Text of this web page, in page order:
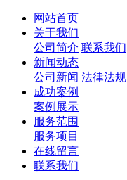
网站首页
关于我们
公司简介 联系我们
新闻动态
公司新闻 法律法规
成功案例
案例展示
服务范围
服务项目
在线留言
联系我们